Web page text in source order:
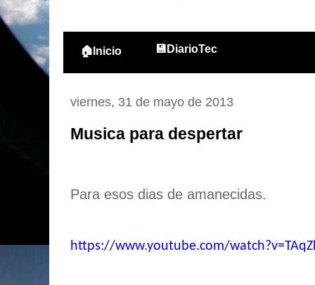
🏠Inicio 💾DiarioTec
viernes, 31 de mayo de 2013
Musica para despertar
Para esos dias de amanecidas.
https://www.youtube.com/